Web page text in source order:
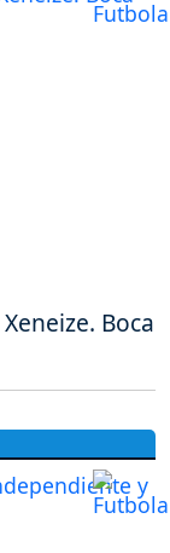
Boca